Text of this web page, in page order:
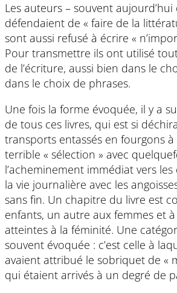
Les auteurs – souvent aujourd’hui
défendaient de « faire de la
sont aussi refusé à écrire «
Pour transmettre ils ont utilisé
de l’écriture, aussi bien dans le
dans le choix de phrases.
Une fois la forme évoquée, il y a
de tous ces livres, qui est si
transports entassés en fourgons à
terrible « sélection » avec
l’acheminement immédiat vers les
la vie journalière avec les
sans fin. Un chapitre du livre est
enfants, un autre aux femmes et
atteintes à la féminité. Une
souvent évoquée : c’est celle à
avaient attribué le sobriquet de «
qui étaient arrivés à un degré de